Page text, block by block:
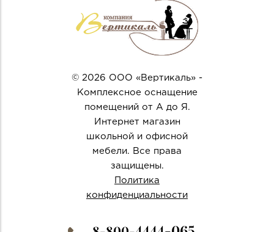
© 2026 ООО «Вертикаль» -
Комплексное оснащение
помещений от А до Я.
Интернет магазин
школьной и офисной
мебели. Все права
защищены.
Политика
конфиденциальности